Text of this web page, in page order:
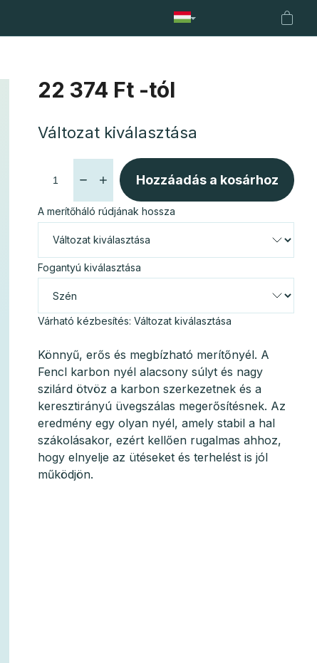
Kosár
Fencl hűségprogram
22 374 Ft -tól
Változat kiválasztása
A merítőháló rúdjának hossza
Fogantyú kiválasztása
Várható kézbesítés: Változat kiválasztása
Hozzáadás a kosárhoz
Könnyű, erős és megbízható merítőnyél. A
Fencl karbon nyél alacsony súlyt és nagy
szilárd ötvöz a karbon szerkezetnek és a
keresztirányú üvegszálas megerősítésnek. Az
eredmény egy olyan nyél, amely stabil a hal
szákolásakor, ezért kellően rugalmas ahhoz,
hogy elnyelje az ütéseket és terhelést is jól
működjön.